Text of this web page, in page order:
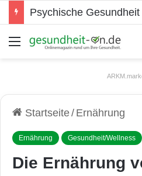
Psychische
Menü
Startseite/ Ernährung
Ernährung Gesundheit/Wellness
Die Ernährung